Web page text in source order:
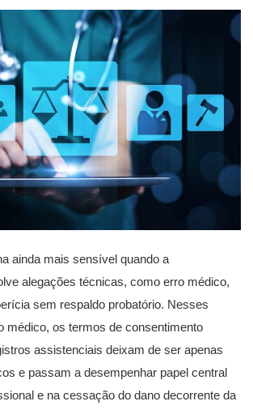
ainda mais sensível quando a
alegações técnicas, como erro médico,
sem respaldo probatório. Nesses
médico, os termos de consentimento
assistenciais deixam de ser apenas
e passam a desempenhar papel central
e na cessação do dano decorrente da